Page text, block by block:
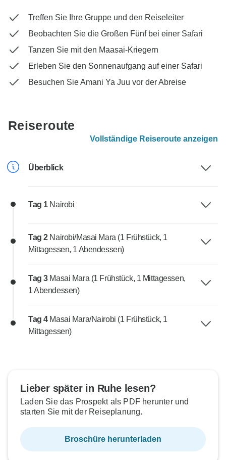
Treffen Sie Ihre Gruppe und den Reiseleiter
Beobachten Sie die Großen Fünf bei einer Safari
Tanzen Sie mit den Maasai-Kriegern
Erleben Sie den Sonnenaufgang auf einer Safari
Besuchen Sie Amani Ya Juu vor der Abreise
Reiseroute
Vollständige Reiseroute anzeigen
Überblick
Tag 1 Nairobi
Tag 2 Nairobi/Masai Mara (1 Frühstück, 1
Mittagessen, 1 Abendessen)
Tag 3 Masai Mara (1 Frühstück, 1 Mittagessen,
1 Abendessen)
Tag 4 Masai Mara/Nairobi (1 Frühstück, 1
Mittagessen)
Lieber später in Ruhe lesen?
Laden Sie das Prospekt als PDF herunter und
starten Sie mit der Reiseplanung.
Broschüre herunterladen